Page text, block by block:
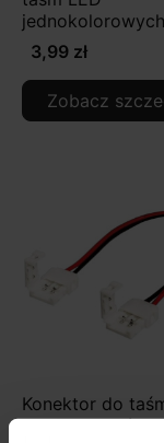
3,99 zł
Zobacz
Konektor do
10mm podwójny